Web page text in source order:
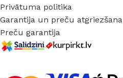
Privātuma politika
Garantija un preču atgriezšana
Preču garantija